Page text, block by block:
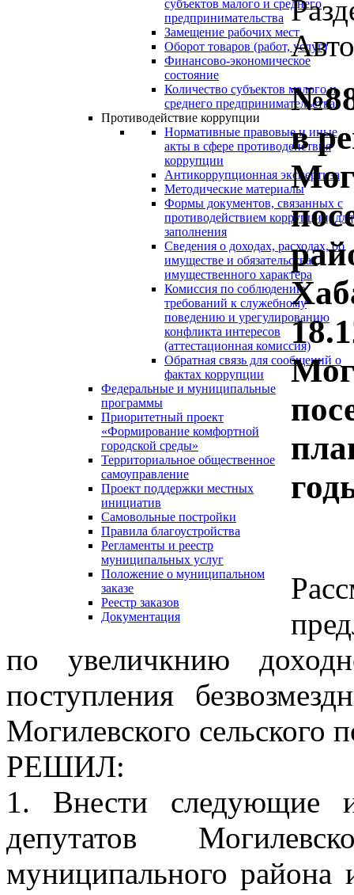
субъектов малого и среднего
предпринимательства
Замещение рабочих мест
Оборот товаров (работ, услуг)
Финансово-экономическое
состояние
Количество субъектов малого и
среднего предпринимательства
Противодействие коррупции
Нормативные правовые и иные
акты в сфере противодействия
коррупции
Антикоррупционная экспертиза
Методические материалы
Формы документов, связанных с
противодействием коррупции, для
заполнения
Сведения о доходах, расходах, об
имуществе и обязательствах
имущественного характера
Комиссия по соблюдению
требований к служебному
поведению и урегулированию
конфликта интересов
(аттестационная комиссия)
Обратная связь для сообщений о
фактах коррупции
Федеральные и муниципальные
программы
Приоритетный проект
«Формирование комфортной
городской среды»
Территориальное общественное
самоуправление
Проект поддержки местных
инициатив
Самовольные постройки
Правила благоустройства
Регламенты и реестр
муниципальных услуг
Положение о муниципальном
заказе
Реестр заказов
Документация
в
по увеличкнию
поступления
Могилевского сельского
РЕШИЛ:
1. Внести следующие
депутатов
муниципального района